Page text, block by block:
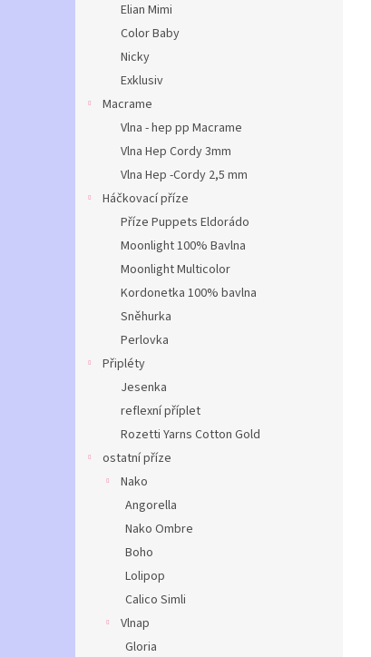
Elian Mimi
Color Baby
Nicky
Exklusiv
Macrame
Vlna - hep pp Macrame
Vlna Hep Cordy 3mm
Vlna Hep -Cordy 2,5 mm
Háčkovací příze
Příze Puppets Eldorádo
Moonlight 100% Bavlna
Moonlight Multicolor
Kordonetka 100% bavlna
Sněhurka
Perlovka
Připléty
Jesenka
reflexní příplet
Rozetti Yarns Cotton Gold
ostatní příze
Nako
Angorella
Nako Ombre
Boho
Lolipop
Calico Simli
Vlnap
Gloria